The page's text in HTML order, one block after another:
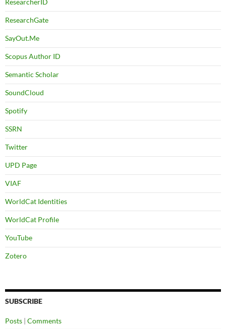
ResearcherID
ResearchGate
SayOut.Me
Scopus Author ID
Semantic Scholar
SoundCloud
Spotify
SSRN
Twitter
UPD Page
VIAF
WorldCat Identities
WorldCat Profile
YouTube
Zotero
SUBSCRIBE
Posts | Comments